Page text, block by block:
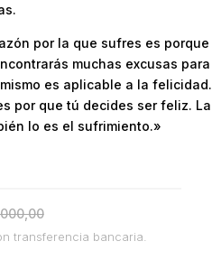
por la que sufres es porque
muchas excusas para
es aplicable a la felicidad.
por que tú decides ser feliz. La
lo es el sufrimiento.»
transferencia bancaria.